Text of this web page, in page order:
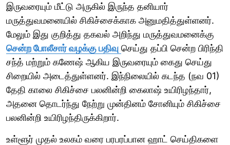
இருவரையும் மீட்டு அருகில் இருந்த தனியார்
மருத்துவமனையில் சிகிச்சைக்காக அனுமதித்துள்ளனர்.
மேலும் இது குறித்து தகவல் அறிந்து மருத்துவமனைக்கு
சென்ற போலீசார் வழக்கு பதிவு செய்து தப்பி சென்ற பிரிந்தி
சந்த் மற்றும் கணேஷ் ஆகிய இருவரையும் கைது செய்து
சிறையில் அடைத்துள்ளனர். இந்நிலையில் கடந்த (நவ 01)
தேதி காலை சிகிச்சை பலனின்றி கைலாஷ் உயிரிழந்தார்,
அதனை தொடர்ந்து நேற்று முன்தினம் சோனியும் சிகிச்சை
பலனின்றி உயிரிழந்திருக்கிறார்.
உள்ளூர் முதல் உலகம் வரை பரபரப்பான ஹாட் செய்திகளை